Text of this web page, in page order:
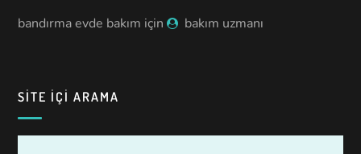
bandırma evde bakım için bakım uzmanı
SITE IÇI ARAMA